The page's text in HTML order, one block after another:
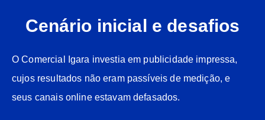
Cenário inicial e desafios
O Comercial Igara investia em publicidade impressa,
cujos resultados não eram passíveis de medição, e
seus canais online estavam defasados.